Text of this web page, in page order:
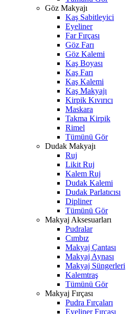
Göz Makyajı
Kaş Sabitleyici
Eyeliner
Far Fırçası
Göz Farı
Göz Kalemi
Kaş Boyası
Kaş Farı
Kaş Kalemi
Kaş Makyajı
Kirpik Kıvırıcı
Maskara
Takma Kirpik
Rimel
Tümünü Gör
Dudak Makyajı
Ruj
Likit Ruj
Kalem Ruj
Dudak Kalemi
Dudak Parlatıcısı
Dipliner
Tümünü Gör
Makyaj Aksesuarları
Pudralar
Cımbız
Makyaj Çantası
Makyaj Aynası
Makyaj Süngerleri
Kalemtraş
Tümünü Gör
Makyaj Fırçası
Pudra Fırçaları
Eyeliner Fırçası